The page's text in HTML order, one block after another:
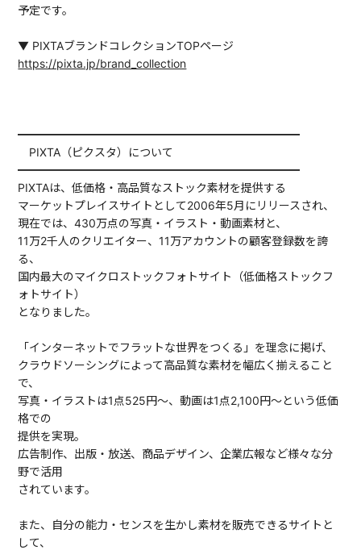
予定です。
▼ PIXTAブランドコレクションTOPページ
https://pixta.jp/brand_collection
━━━━━━━━━━━━━━━━━━━━━━━━━
PIXTA（ピクスタ）について
━━━━━━━━━━━━━━━━━━━━━━━━━
PIXTAは、低価格・高品質なストック素材を提供する
マーケットプレイスサイトとして2006年5月にリリースされ、
現在では、430万点の写真・イラスト・動画素材と、
11万2千人のクリエイター、11万アカウントの顧客登録数を誇
る、
国内最大のマイクロストックフォトサイト（低価格ストックフ
ォトサイト）
となりました。
「インターネットでフラットな世界をつくる」を理念に掲げ、
クラウドソーシングによって高品質な素材を幅広く揃えること
で、
写真・イラストは1点525円～、動画は1点2,100円～という低価
格での
提供を実現。
広告制作、出版・放送、商品デザイン、企業広報など様々な分
野で活用
されています。
また、自分の能力・センスを生かし素材を販売できるサイトと
して、